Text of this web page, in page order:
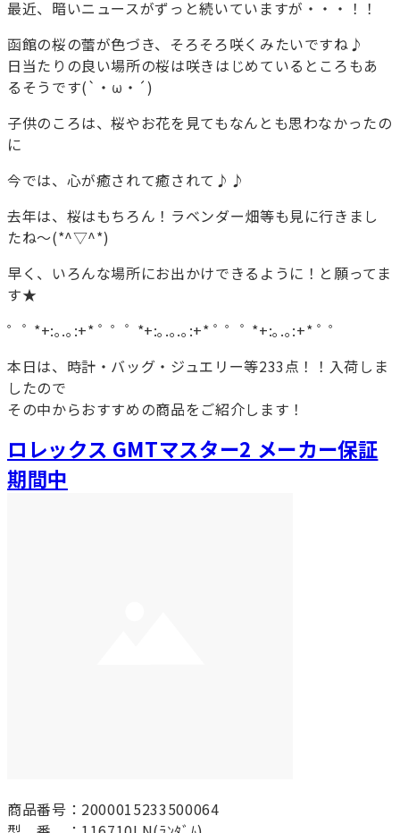
最近、暗いニュースがずっと続いていますが・・・！！
函館の桜の蕾が色づき、そろそろ咲くみたいですね♪
日当たりの良い場所の桜は咲きはじめているところもあ
るそうです(`・ω・´)
子供のころは、桜やお花を見てもなんとも思わなかったの
に
今では、心が癒されて癒されて♪♪
去年は、桜はもちろん！ラベンダー畑等も見に行きまし
たね～(*^▽^*)
早く、いろんな場所にお出かけできるように！と願ってま
す★
゜ﾟ *+:｡.｡:+* ﾟ ゜ﾟ *+:｡.｡.｡:+* ﾟ ゜ﾟ *+:｡.｡:+* ﾟ ゜
本日は、時計・バッグ・ジュエリー等233点！！入荷しま
したので
その中からおすすめの商品をご紹介します！
ロレックス GMTマスター2 メーカー保証
期間中
商品番号：2000015233500064